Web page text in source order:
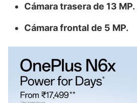
Cámara trasera de 13 MP.
Cámara frontal de 5 MP.